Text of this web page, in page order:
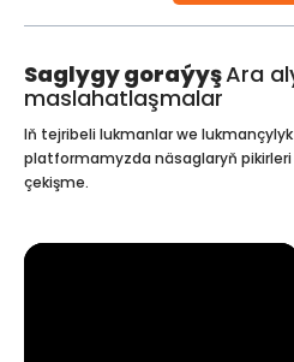
Saglygy goraýyşAra
maslahatlaşmalar
Iň tejribeli lukmanlar we
platformamyzda näsaglaryň
çekişme.